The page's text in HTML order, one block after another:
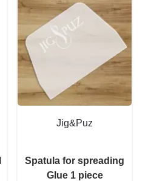
Jig&Puz
Spatula for spreading
Glue 1 piece